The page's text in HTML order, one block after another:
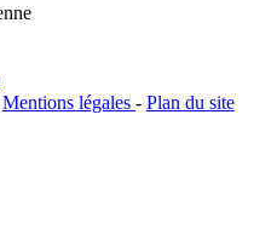
Mentions légales - Plan du site